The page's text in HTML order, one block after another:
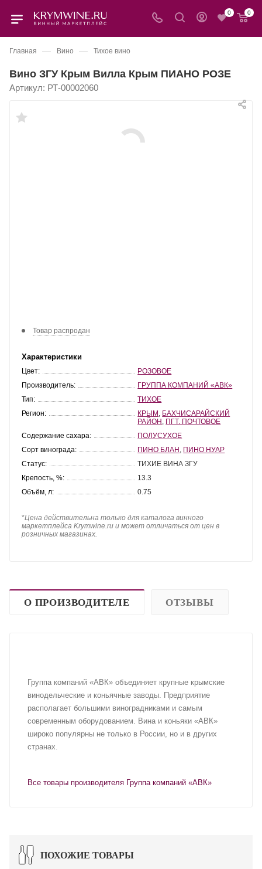
0 0
Главная — Вино — Тихое вино
Вино ЗГУ Крым Вилла Крым ПИАНО РОЗЕ
Артикул: РТ-00002060
Товар распродан
Характеристики
Цвет:
РОЗОВОЕ
Производитель:
ГРУППА КОМПАНИЙ «АВК»
Тип:
ТИХОЕ
Регион:
КРЫМ БАХЧИСАРАЙСКИЙ
РАЙОН ПГТ. ПОЧТОВОЕ
Содержание сахара:
ПОЛУСУХОЕ
Сорт винограда:
ПИНО БЛАН ПИНО НУАР
Статус:
ТИХИЕ ВИНА ЗГУ
Крепость, %:
13.3
Объём, л:
0.75
*Цена действительна только для каталога винного
маркетплейса Krymwine.ru и может отличаться от цен в
розничных магазинах.
О ПРОИЗВОДИТЕЛЕ ОТЗЫВЫ
Группа компаний «АВК» объединяет крупные крымские
винодельческие и коньячные заводы. Предприятие
располагает большими виноградниками и самым
современным оборудованием. Вина и коньяки «АВК»
широко популярны не только в России, но и в других
странах.
Все товары производителя Группа компаний «АВК»
ПОХОЖИЕ ТОВАРЫ